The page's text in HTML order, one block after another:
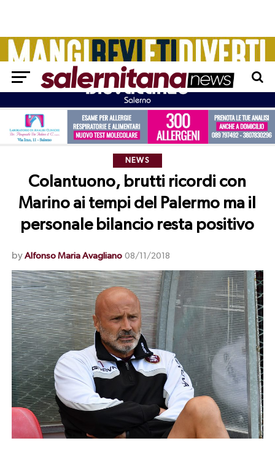
NEWS
Colantuono, brutti ricordi con
Marino ai tempi del Palermo ma il
personale bilancio resta positivo
by Alfonso Maria Avagliano 08/11/2018